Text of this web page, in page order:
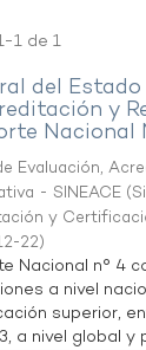
1 de 1
del Estado
y
Nacional
Evaluación,
- SINEACE (
y
22)
Nacional n° 4
a nivel
superior,
a nivel global y